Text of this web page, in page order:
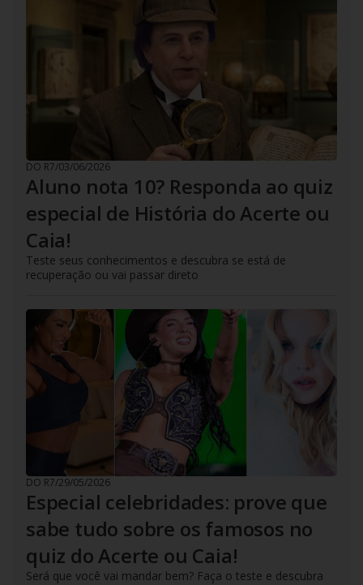
DO R7/03/06/2026
Aluno nota 10? Responda ao quiz
especial de História do Acerte ou
Caia!
Teste seus conhecimentos e descubra se está de
recuperação ou vai passar direto
DO R7/29/05/2026
Especial celebridades: prove que
sabe tudo sobre os famosos no
quiz do Acerte ou Caia!
Será que você vai mandar bem? Faça o teste e descubra